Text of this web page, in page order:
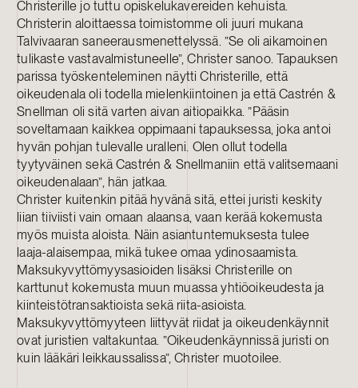
Christerille jo tuttu opiskelukavereiden kehuista.
Christerin aloittaessa toimistomme oli juuri mukana
Talvivaaran saneerausmenettelyssä. ”Se oli aikamoinen
tulikaste vastavalmistuneelle”, Christer sanoo. Tapauksen
parissa työskenteleminen näytti Christerille, että
oikeudenala oli todella mielenkiintoinen ja että Castrén &
Snellman oli sitä varten aivan aitiopaikka. ”Pääsin
soveltamaan kaikkea oppimaani tapauksessa, joka antoi
hyvän pohjan tulevalle uralleni. Olen ollut todella
tyytyväinen sekä Castrén & Snellmaniin että valitsemaani
oikeudenalaan”, hän jatkaa.
Christer kuitenkin pitää hyvänä sitä, ettei juristi keskity
liian tiiviisti vain omaan alaansa, vaan kerää kokemusta
myös muista aloista. Näin asiantuntemuksesta tulee
laaja-alaisempaa, mikä tukee omaa ydinosaamista.
Maksukyvyttömyysasioiden lisäksi Christerille on
karttunut kokemusta muun muassa yhtiöoikeudesta ja
kiinteistötransaktioista sekä riita-asioista.
Maksukyvyttömyyteen liittyvät riidat ja oikeudenkäynnit
ovat juristien valtakuntaa. ”Oikeudenkäynnissä juristi on
kuin lääkäri leikkaussalissa”, Christer muotoilee.